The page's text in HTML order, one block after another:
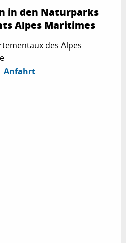
in den Naturparks
Alpes Maritimes
des Alpes-
Anfahrt